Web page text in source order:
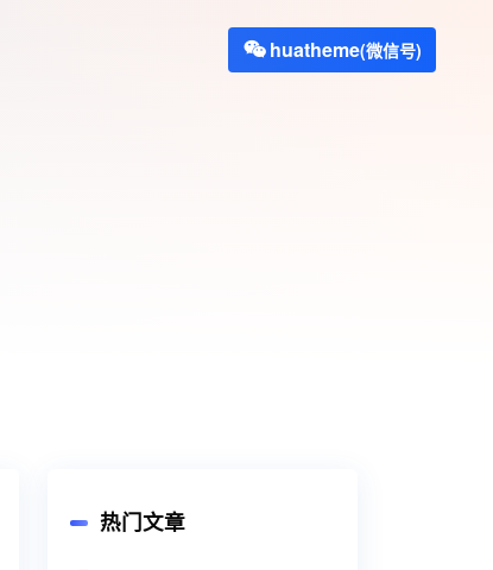
huatheme(微信号)
热门文章